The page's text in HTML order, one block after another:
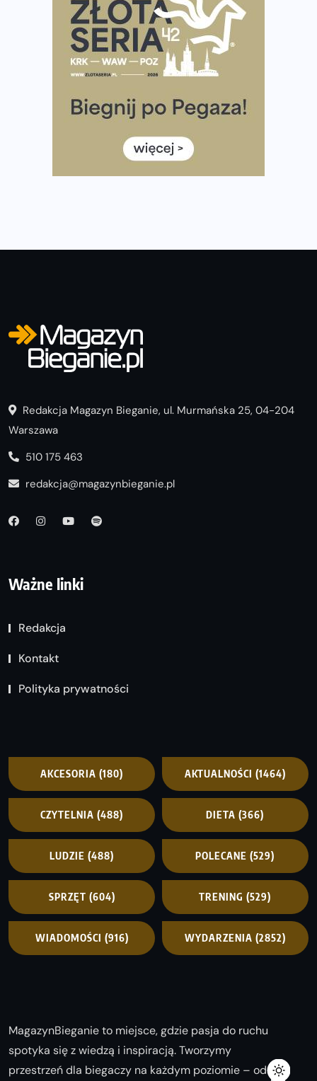
półmaratonem
Już w tę sobotę 35. Bieg Powstania Warszawskiego.
Wystartuje rekordowa liczba uczestników
35. Bieg Powstania Warszawskiego – praktyczny
Ile razy w tygodniu biegać? 3 treningi wystarczą? Jak
często biegać, żeby robić postępy
Już w ten weekend! Przed nami Nocny Portowy Maraton
i Półmaraton Szczeciński. Wszystko, co warto wiedzieć
Redakcja Magazyn Bieganie, ul. Murmańska 25, 04-204
Warszawa
510 175 463
redakcja@magazynbieganie.pl
Ważne linki
Redakcja
Kontakt
Polityka prywatności
AKCESORIA (180) AKTUALNOŚCI (1464)
CZYTELNIA (488) DIETA (366)
LUDZIE (488) POLECANE (529)
SPRZĘT (604) TRENING (529)
WIADOMOŚCI (916) WYDARZENIA (2852)
MagazynBieganie to miejsce, gdzie pasja do ruchu
spotyka się z wiedzą i inspiracją. Tworzymy
przestrzeń dla biegaczy na każdym poziomie – od